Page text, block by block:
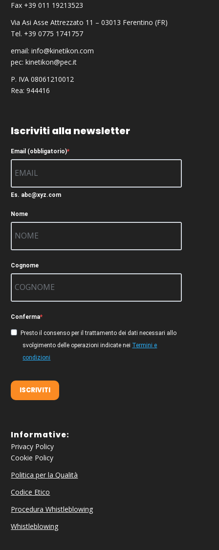
Fax +39 011 19213523
Via Asi Asse Attrezzato 11 – 03013 Ferentino (FR)
Tel. +39 0775 1741757
email:info@kinetikon.com
pec:kinetikon@pec.it
P. IVA 08061210012
Rea: 944416
Iscriviti alla newsletter
Email (obbligatorio)
Es. abc@xyz.com
Nome
Cognome
Conferma
Presto il consenso per il trattamento dei dati necessari allo
svolgimento delle operazioni indicate nei Termini e
condizioni
ISCRIVITI
Informative:
Privacy Policy
Cookie Policy
Politica per la Qualità
Codice Etico
Procedura Whistleblowing
Whistleblowing